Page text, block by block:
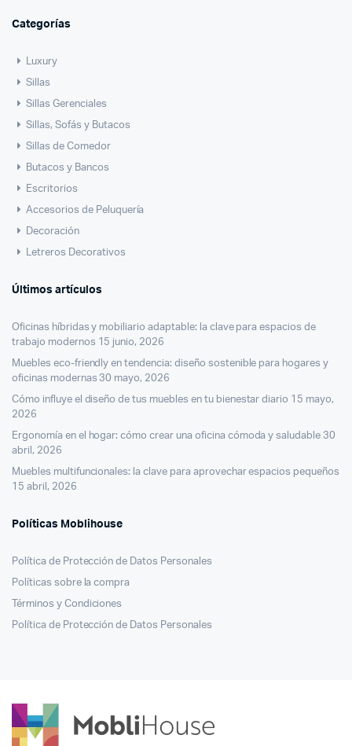
Categorías
Luxury
Sillas
Sillas Gerenciales
Sillas, Sofás y Butacos
Sillas de Comedor
Butacos y Bancos
Escritorios
Accesorios de Peluquería
Decoración
Letreros Decorativos
Últimos artículos
Oficinas híbridas y mobiliario adaptable: la clave para espacios de
trabajo modernos 15 junio, 2026
Muebles eco-friendly en tendencia: diseño sostenible para hogares y
oficinas modernas 30 mayo, 2026
Cómo influye el diseño de tus muebles en tu bienestar diario 15 mayo,
2026
Ergonomía en el hogar: cómo crear una oficina cómoda y saludable 30
abril, 2026
Muebles multifuncionales: la clave para aprovechar espacios pequeños
15 abril, 2026
Políticas Moblihouse
Política de Protección de Datos Personales
Políticas sobre la compra
Términos y Condiciones
Política de Protección de Datos Personales